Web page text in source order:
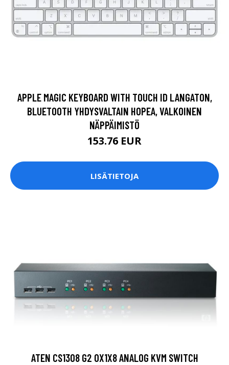
APPLE MAGIC KEYBOARD WITH TOUCH ID LANGATON,
BLUETOOTH YHDYSVALTAIN HOPEA, VALKOINEN
NÄPPÄIMISTÖ
153.76 EUR
LISÄTIETOJA
ATEN CS1308 G2 0X1X8 ANALOG KVM SWITCH